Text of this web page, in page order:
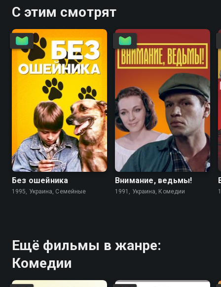
С этим смотрят
6.7 4.6
Без ошейника
1995, Украина, Семейные
5.6
Внимание, ведьмы!
1991, Украина, Комедии
Ещё фильмы в жанре:
Комедии